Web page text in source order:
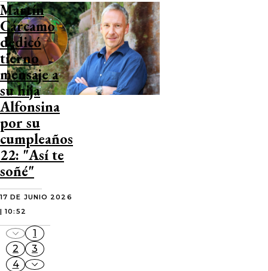
Martín
Cárcamo
dedicó
tierno
mensaje a
su hija
Alfonsina
por su
cumpleaños
22: "Así te
soñé"
17 DE JUNIO 2026
| 10:52
1
2
3
4